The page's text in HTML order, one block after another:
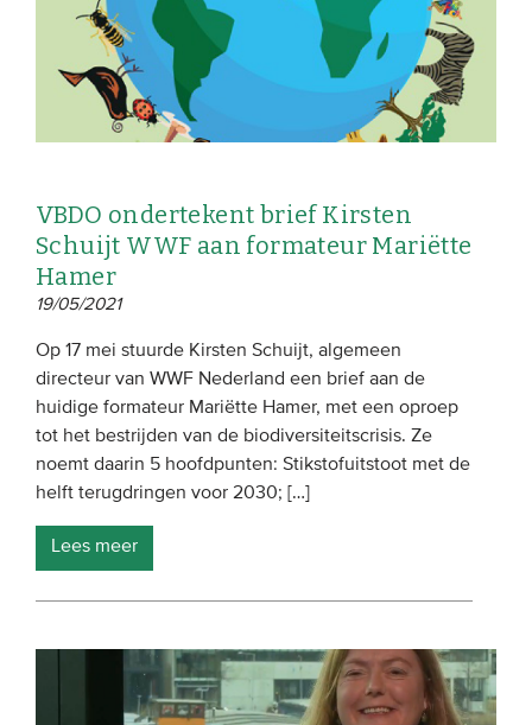
VBDO ondertekent brief Kirsten
Schuijt WWF aan formateur Mariëtte
Hamer
19/05/2021
Op 17 mei stuurde Kirsten Schuijt, algemeen
directeur van WWF Nederland een brief aan de
huidige formateur Mariëtte Hamer, met een oproep
tot het bestrijden van de biodiversiteitscrisis. Ze
noemt daarin 5 hoofdpunten: Stikstofuitstoot met de
helft terugdringen voor 2030; […]
Lees meer